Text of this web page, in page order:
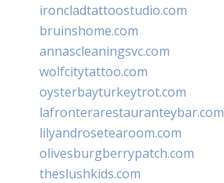
ironcladtattoostudio.com
bruinshome.com
annascleaningsvc.com
wolfcitytattoo.com
oysterbayturkeytrot.com
lafronterarestauranteybar.com
lilyandrosetearoom.com
olivesburgberrypatch.com
theslushkids.com